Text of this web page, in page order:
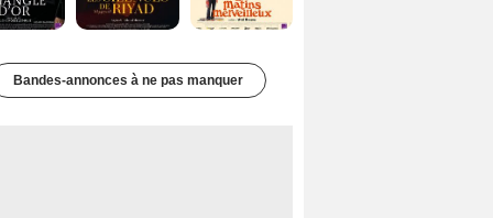
Bandes-annonces à ne pas manquer